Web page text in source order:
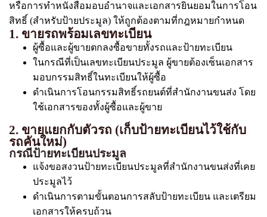
หรือการทำหนังสือมอบอำนาจและเอกสารยินยอมในการโอน
สิทธิ์ (สำหรับป้ายประมูล) ให้ถูกต้องตามที่กฎหมายกำหนด
1. ขายรถพร้อมเลขทะเบียน
ผู้ซื้อและผู้ขายตกลงซื้อขายทั้งรถและป้ายทะเบียน
ในกรณีที่เป็นเลขทะเบียนประมูล ผู้ขายต้องเซ็นเอกสาร
มอบกรรมสิทธิ์ในทะเบียนให้ผู้ซื้อ
ดำเนินการโอนกรรมสิทธิ์รถยนต์ที่สำนักงานขนส่ง โดย
ใช้เอกสารของทั้งผู้ซื้อและผู้ขาย
2. ขายแยกกับตัวรถ (เก็บป้ายทะเบียนไว้ใช้กับ
รถคันใหม่)
กรณีป้ายทะเบียนประมูล
แจ้งขอสงวนป้ายทะเบียนประมูลที่สำนักงานขนส่งที่เคย
ประมูลไว้
ดำเนินการตามขั้นตอนการสลับป้ายทะเบียน และเตรียม
เอกสารให้ครบถ้วน